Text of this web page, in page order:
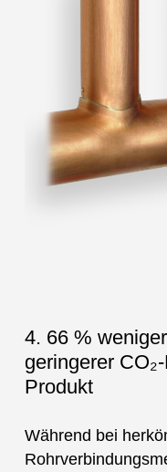
4. 66 %
geringerer
Produkt
Während bei